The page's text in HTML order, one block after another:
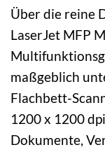
Über die reine
LaserJet MFP
maßgeblich
Flachbett-
1200 x 1200
Dokumente,